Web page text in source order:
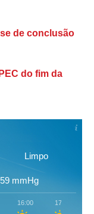
de conclusão
do fim da
Limpo
mmHg
16:00 17:00